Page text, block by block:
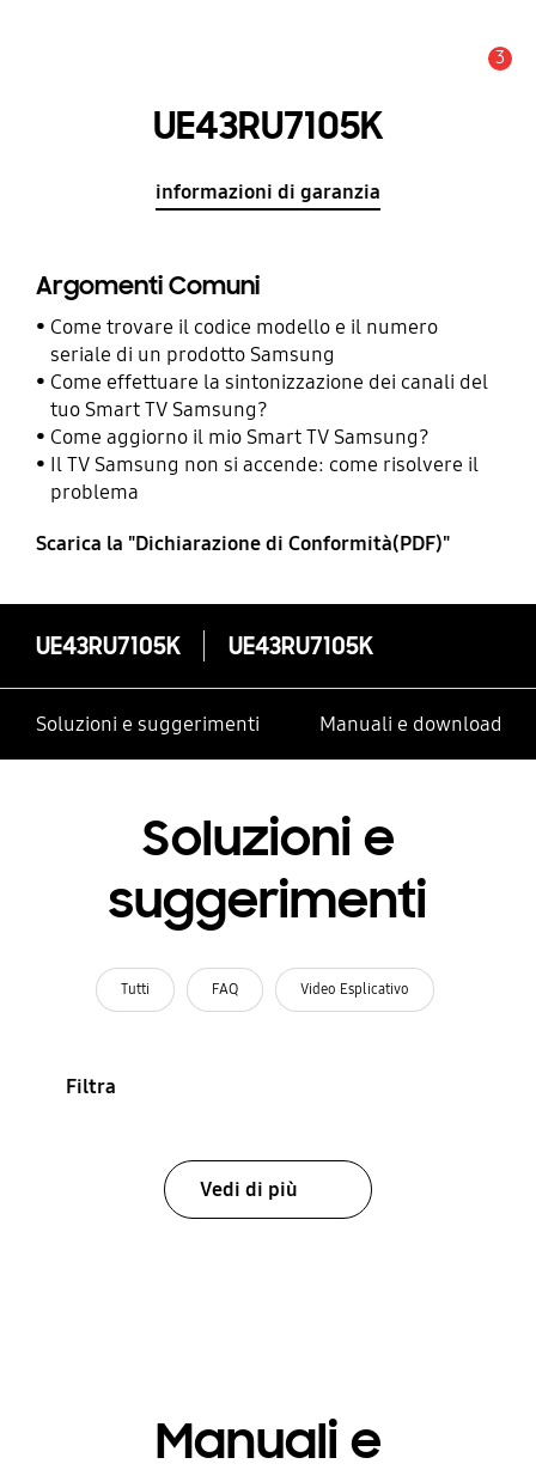
3
UE43RU7105K
informazioni di garanzia
Argomenti Comuni
Come trovare il codice modello e il numero
seriale di un prodotto Samsung
Come effettuare la sintonizzazione dei canali del
tuo Smart TV Samsung?
Come aggiorno il mio Smart TV Samsung?
Il TV Samsung non si accende: come risolvere il
problema
Scarica la "Dichiarazione di Conformità(PDF)"
UE43RU7105K UE43RU7105K
Soluzioni e suggerimenti Manuali e download
Soluzioni e
suggerimenti
Tutti FAQ Video Esplicativo
Filtra
Vedi di più
Manuali e